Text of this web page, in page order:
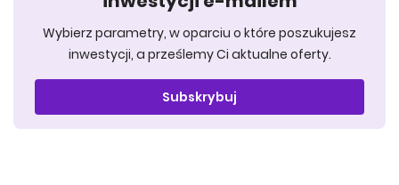
Wybierz parametry, w oparciu o które poszukujesz
inwestycji, a prześlemy Ci aktualne oferty.
Subskrybuj